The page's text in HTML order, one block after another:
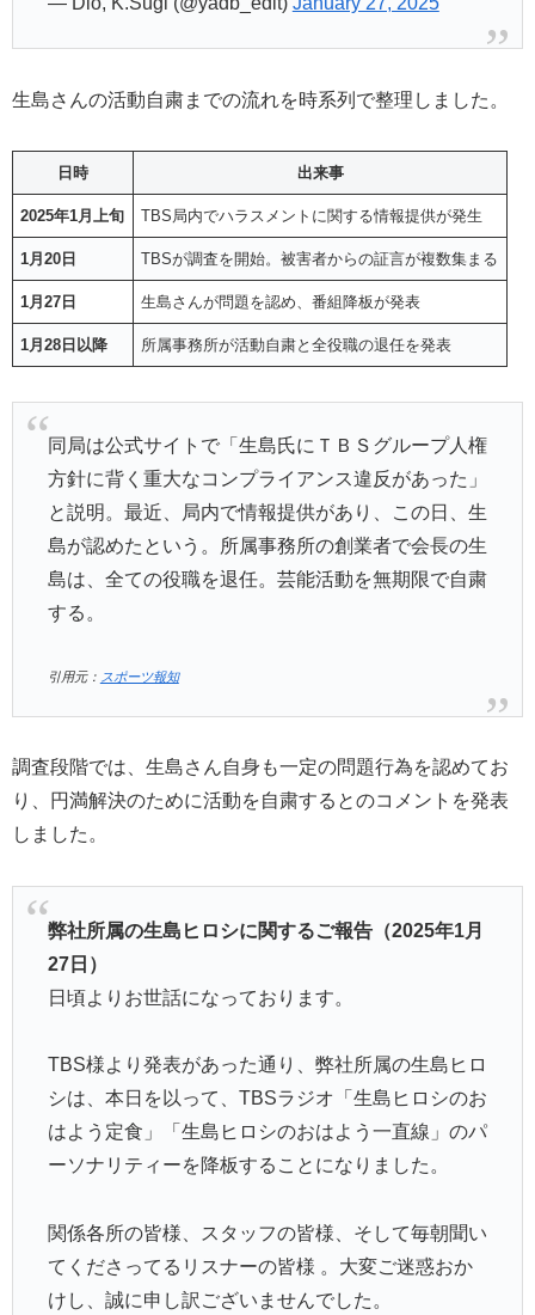
生島さんの活動自粛までの流れを時系列で整理しました。
日時 出来事
2025年1月上旬 TBS局内でハラスメントに関する情報提供が発生
1月20日 TBSが調査を開始。被害者からの証言が複数集まる
1月27日 生島さんが問題を認め、番組降板が発表
1月28日以降 所属事務所が活動自粛と全役職の退任を発表
同局は公式サイトで「生島氏にＴＢＳグループ人権
方針に背く重大なコンプライアンス違反があった」
と説明。最近、局内で情報提供があり、この日、生
島が認めたという。所属事務所の創業者で会長の生
島は、全ての役職を退任。芸能活動を無期限で自粛
する。
引用元： スポーツ報知
調査段階では、生島さん自身も一定の問題行為を認めてお
り、円満解決のために活動を自粛するとのコメントを発表
しました。
弊社所属の生島ヒロシに関するご報告（2025年1月
27日）
日頃よりお世話になっております。
TBS様より発表があった通り、弊社所属の生島ヒロ
シは、本日を以って、TBSラジオ「生島ヒロシのお
はよう定食」「生島ヒロシのおはよう一直線」のパ
ーソナリティーを降板することになりました。
関係各所の皆様、スタッフの皆様、そして毎朝聞い
てくださってるリスナーの皆様 。大変ご迷惑おか
けし、誠に申し訳ございませんでした。